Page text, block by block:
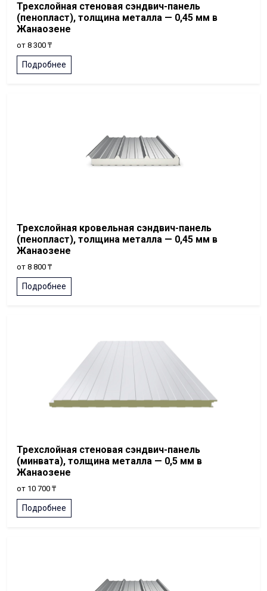
Трехслойная стеновая сэндвич-панель
(пенопласт), толщина металла — 0,45 мм в
Жанаозене
от 8 300 ₸
Подробнее
Трехслойная кровельная сэндвич-панель
(пенопласт), толщина металла — 0,45 мм в
Жанаозене
от 8 800 ₸
Подробнее
Трехслойная стеновая сэндвич-панель
(минвата), толщина металла — 0,5 мм в
Жанаозене
от 10 700 ₸
Подробнее